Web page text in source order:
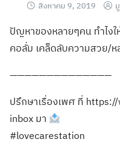
สิงหาคม 9, 2019
ปัญหาของหลายๆคน ทำไง
คอลั่ม เคล็ดลับความสวย/ห
——————————————
ปรึกษาเรื่องเพศ ที่
inbox มา
#lovecarestation